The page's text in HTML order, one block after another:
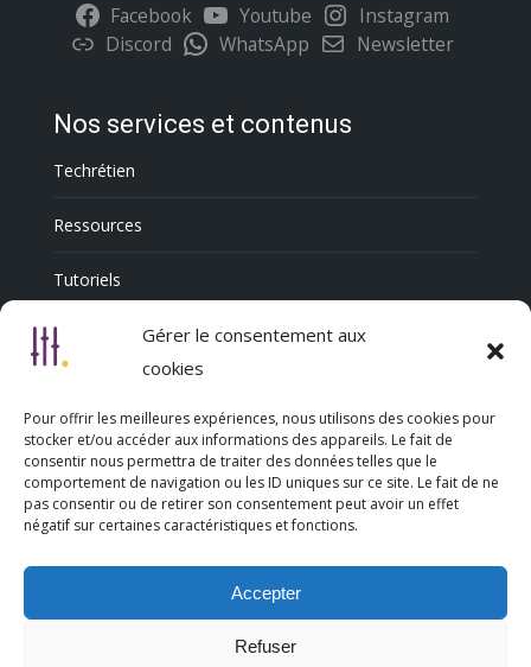
Gérer le consentement aux
cookies
Pour offrir les meilleures expériences, nous utilisons des cookies pour
stocker et/ou accéder aux informations des appareils. Le fait de
consentir nous permettra de traiter des données telles que le
comportement de navigation ou les ID uniques sur ce site. Le fait de ne
pas consentir ou de retirer son consentement peut avoir un effet
négatif sur certaines caractéristiques et fonctions.
Accepter
Refuser
Facebook Youtube
Instagram
Discord
WhatsApp Newsletter
Nos services et contenus
Techrétien
Ressources
Tutoriels
Annuaire Professionnel
Nous découvrir
Qui sommes-nous
L’association Trésorsmédia
Politique de cookies (UE)